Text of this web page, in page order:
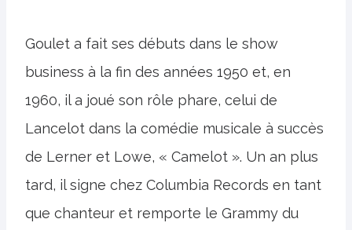
Goulet a fait ses débuts dans le show
business à la fin des années 1950 et, en
1960, il a joué son rôle phare, celui de
Lancelot dans la comédie musicale à succès
de Lerner et Lowe, « Camelot ». Un an plus
tard, il signe chez Columbia Records en tant
que chanteur et remporte le Grammy du